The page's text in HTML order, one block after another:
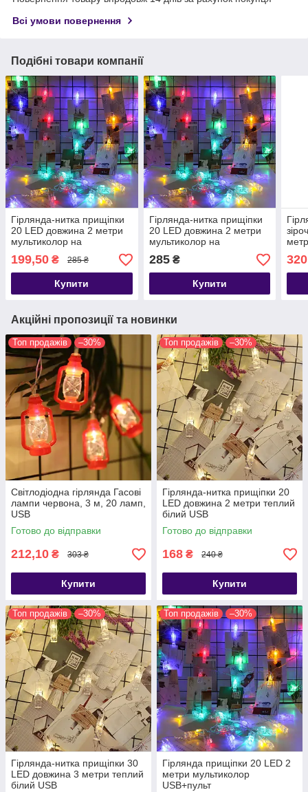
Всі умови повернення
Подібні товари компанії
Гірлянда-нитка прищіпки
20 LED довжина 2 метри
мультиколор на
батарейках
199,50 ₴ 285 ₴
Купити
Гірлянда-нитка прищіпки
20 LED довжина 2 метри
мультиколор на
батарейках
285₴
Купити
Акційні пропозиції та новинки
Топ продажів –30%
Світлодіодна гірлянда Гасові
лампи червона, 3 м, 20 ламп,
USB
Готово до відправки
212,10 ₴ 303 ₴
Купити
Топ продажів –30%
Гірлянда-нитка прищіпки 20
LED довжина 2 метри теплий
білий USB
Готово до відправки
168 ₴ 240 ₴
Купити
Топ продажів –30%
Гірлянда-нитка прищіпки 30
LED довжина 3 метри теплий
білий USB
Топ продажів –30%
Гірлянда прищіпки 20 LED 2
метри мультиколор
USB+пульт